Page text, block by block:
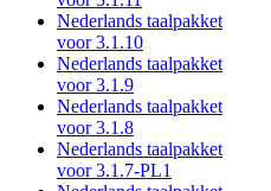
Nederlands taalpakket
voor 3.1.10
Nederlands taalpakket
voor 3.1.9
Nederlands taalpakket
voor 3.1.8
Nederlands taalpakket
voor 3.1.7-PL1